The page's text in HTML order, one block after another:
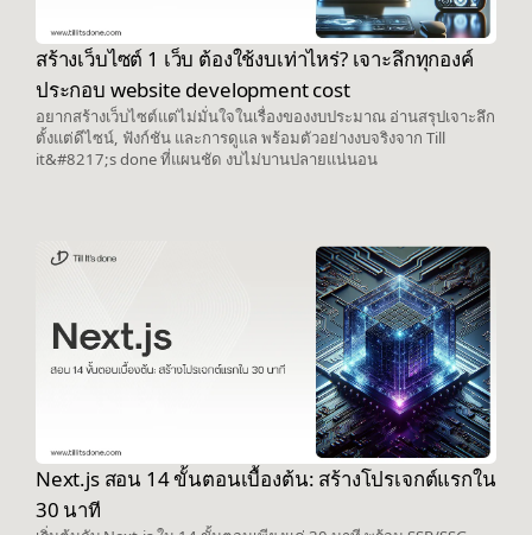
สร้างเว็บไซต์ 1 เว็บ ต้องใช้งบเท่าไหร่? เจาะลึกทุกองค์
ประกอบ website development cost
อยากสร้างเว็บไซต์แต่ไม่มั่นใจในเรื่องของงบประมาณ อ่านสรุปเจาะลึก
ตั้งแต่ดีไซน์, ฟังก์ชัน และการดูแล พร้อมตัวอย่างงบจริงจาก Till
it&#8217;s done ที่แผนชัด งบไม่บานปลายแน่นอน
Next.js สอน 14 ขั้นตอนเบื้องต้น: สร้างโปรเจกต์แรกใน
30 นาที